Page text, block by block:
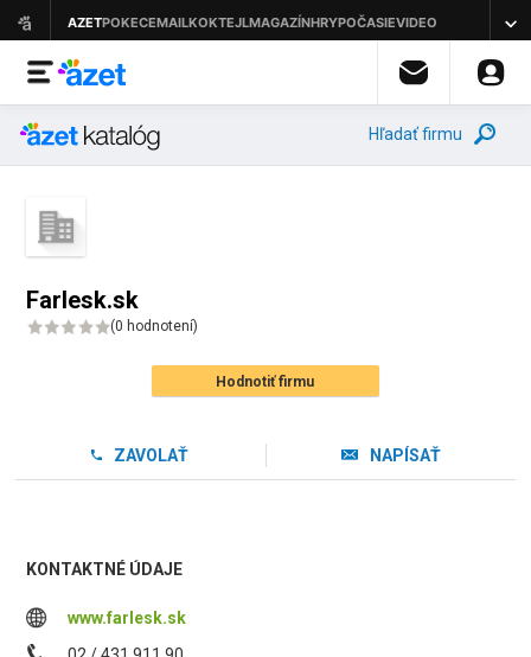
Hľadať firmu
Farlesk.sk
(0 hodnotení)
Hodnotiť firmu
ZAVOLAŤ NAPÍSAŤ
KONTAKTNÉ ÚDAJE
www.farlesk.sk